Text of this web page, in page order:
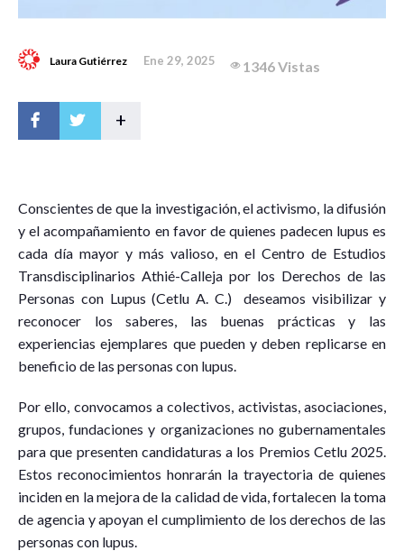
Laura Gutiérrez Ene 29, 2025 1346 Vistas
+
Conscientes de que la investigación, el activismo, la difusión
y el acompañamiento en favor de quienes padecen lupus es
cada día mayor y más valioso, en el Centro de Estudios
Transdisciplinarios Athié-Calleja por los Derechos de las
Personas con Lupus (Cetlu A. C.) deseamos visibilizar y
reconocer los saberes, las buenas prácticas y las
experiencias ejemplares que pueden y deben replicarse en
beneficio de las personas con lupus.
Por ello, convocamos a colectivos, activistas, asociaciones,
grupos, fundaciones y organizaciones no gubernamentales
para que presenten candidaturas a los Premios Cetlu 2025.
Estos reconocimientos honrarán la trayectoria de quienes
inciden en la mejora de la calidad de vida, fortalecen la toma
de agencia y apoyan el cumplimiento de los derechos de las
personas con lupus.